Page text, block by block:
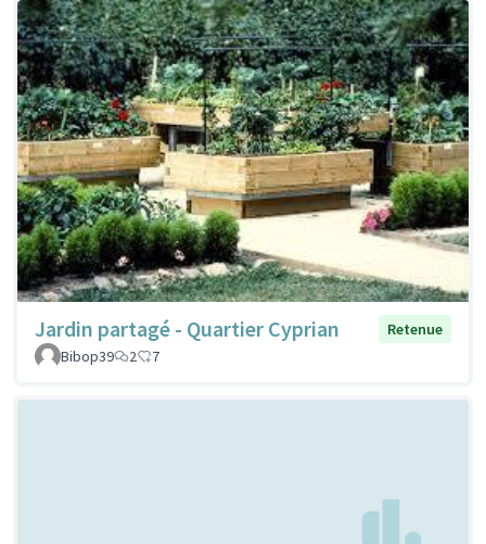
Jardin partagé - Quartier Cyprian
Retenue
Bibop39
2 7